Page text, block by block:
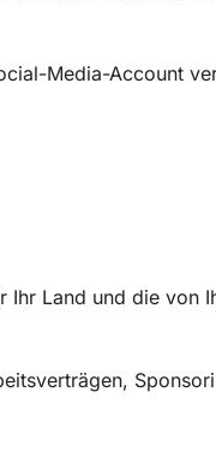
Media-Account
Land und die von